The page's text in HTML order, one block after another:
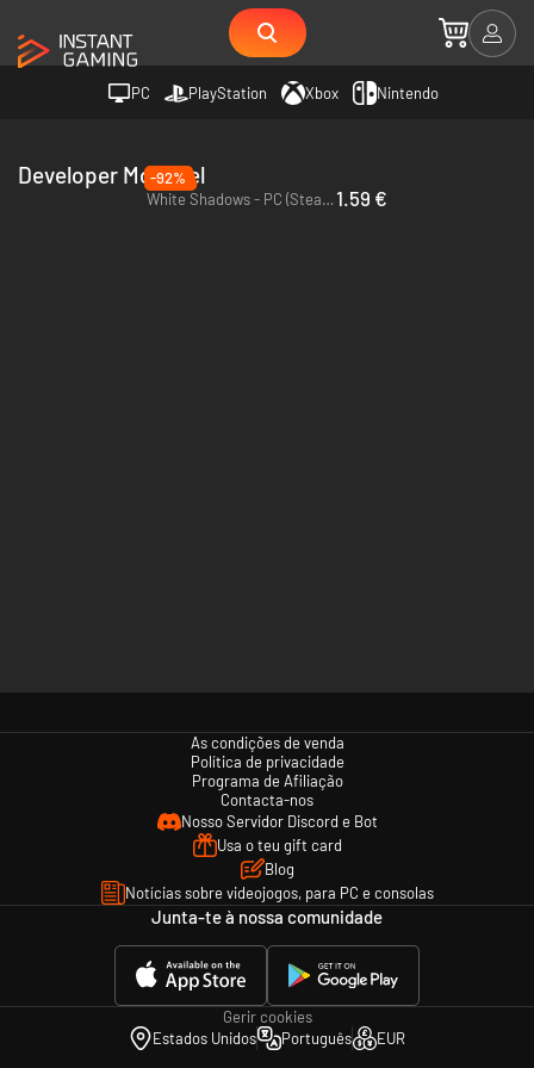
PC PlayStation Xbox Nintendo
Developer Monokel
-92%
White Shadows - PC (Steam)1.59 €
As condições de venda
Política de privacidade
Programa de Afiliação
Contacta-nos
Nosso Servidor Discord e Bot
Usa o teu gift card
Blog
Notícias sobre videojogos, para PC e consolas
Junta-te à nossa comunidade
Gerir cookies
Estados Unidos
Português EUR